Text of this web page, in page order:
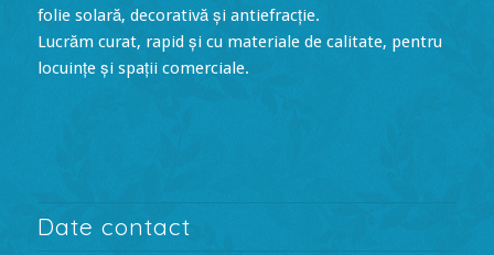
folie solară, decorativă și antiefracție.
Lucrăm curat, rapid și cu materiale de calitate, pentru
locuințe și spații comerciale.
Date contact